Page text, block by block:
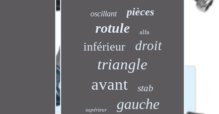
oscillant pièces
rotule alfa
inférieur droit
triangle
avant stab
supérieur gauche